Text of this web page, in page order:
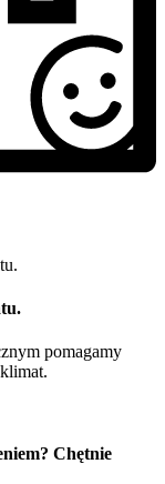
pomagamy
Chętnie